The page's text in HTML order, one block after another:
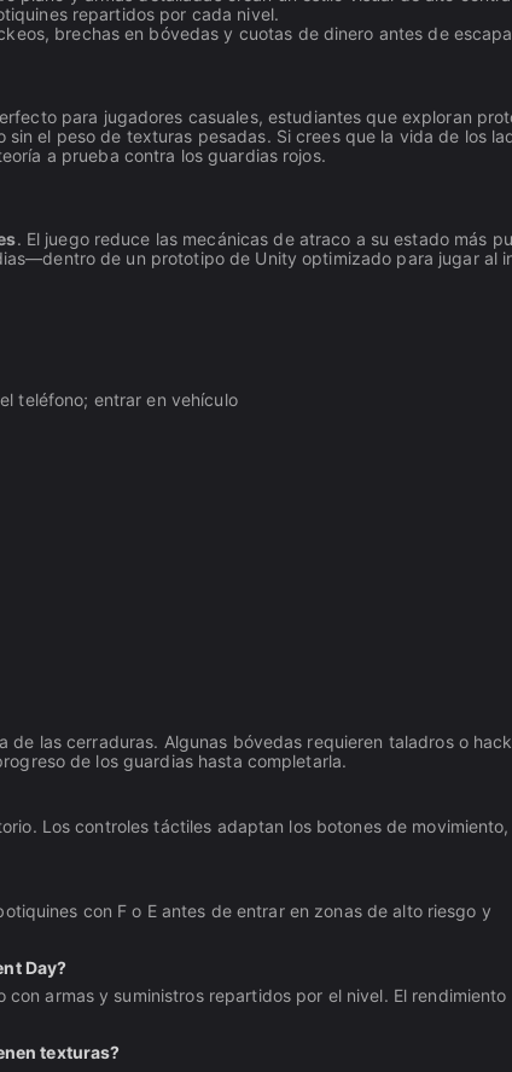
repartidos por cada nivel.
brechas en bóvedas y cuotas de dinero antes de
para jugadores casuales, estudiantes que exploran
el peso de texturas pesadas. Si crees que la vida de los
a prueba contra los guardias rojos.
. El juego reduce las mecánicas de atraco a su estado más
de un prototipo de Unity optimizado para jugar al
teléfono; entrar en vehículo
de las cerraduras. Algunas bóvedas requieren taladros o
de los guardias hasta completarla.
Los controles táctiles adaptan los botones de movimiento,
con F o E antes de entrar en zonas de alto riesgo y
Day?
armas y suministros repartidos por el nivel. El rendimiento
texturas?